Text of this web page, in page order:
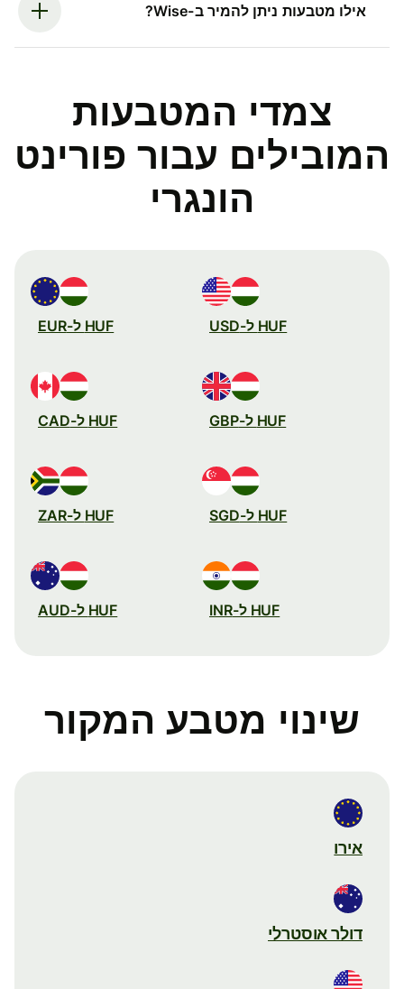
אילו מטבעות ניתן להמיר ב-Wise?
צמדי המטבעות
המובילים עבור פורינט
הונגרי
HUF ל-USD HUF ל-EUR
HUF ל-GBP HUF ל-CAD
HUF ל-SGD HUF ל-ZAR
HUF ל-INR HUF ל-AUD
שינוי מטבע המקור
אירו
דולר אוסטרלי